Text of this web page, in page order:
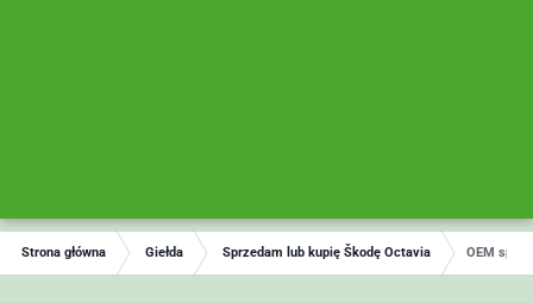
Strona główna Giełda Sprzedam lub kupię Škodę Octavia OEM